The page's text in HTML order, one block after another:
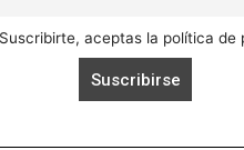
aceptas la política de